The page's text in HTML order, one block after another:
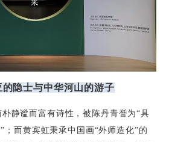
隐士与中华河山的游子
静谧而富有诗性，被陈丹青誉为“具
；而黄宾虹秉承中国画“外师造化”的